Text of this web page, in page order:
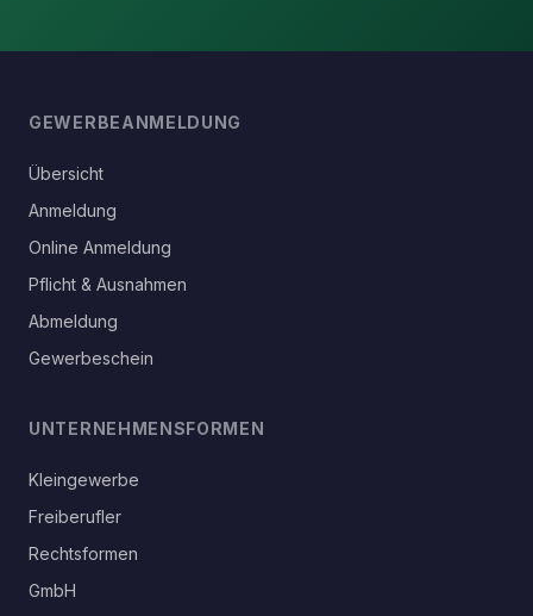
GEWERBEANMELDUNG
Übersicht
Anmeldung
Online Anmeldung
Pflicht & Ausnahmen
Abmeldung
Gewerbeschein
UNTERNEHMENSFORMEN
Kleingewerbe
Freiberufler
Rechtsformen
GmbH